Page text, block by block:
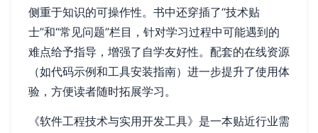
侧重于知识的可操作性。书中还穿插了“技术贴
士”和“常见问题”栏目，针对学习过程中可能遇到的
难点给予指导，增强了自学友好性。配套的在线资源
（如代码示例和工具安装指南）进一步提升了使用体
验，方便读者随时拓展学习。
《软件工程技术与实用开发工具》是一本贴近行业需